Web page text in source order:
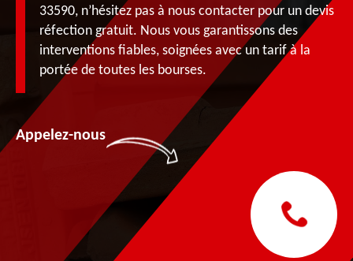
33590, n’hésitez pas à nous contacter pour un devis
réfection gratuit. Nous vous garantissons des
interventions fiables, soignées avec un tarif à la
portée de toutes les bourses.
Appelez-nous